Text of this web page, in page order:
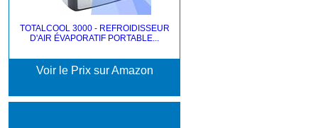
TOTALCOOL 3000 - REFROIDISSEUR
D'AIR ÉVAPORATIF PORTABLE...
Voir le Prix sur Amazon